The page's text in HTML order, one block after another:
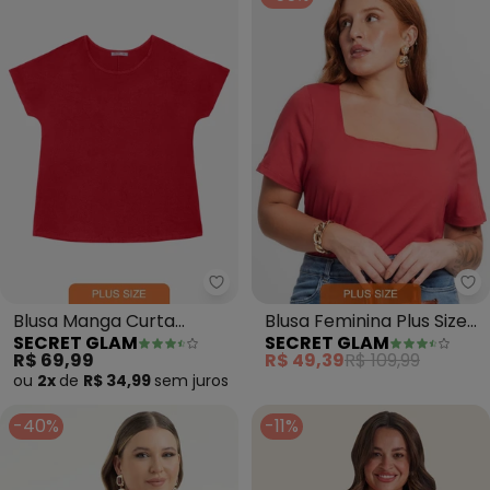
Secret Glam - Blusa Manga
Blusa Manga Curta
Feminina Plus Size
(Vermelho)
SECRET GLAM
R$ 69,99
ou 2x de R$ 34,99 sem juros
Blusa Feminina Plus Size
(Vermelho)
SECRET GLAM
R$ 49,39R$ 109,99
-40% -11%